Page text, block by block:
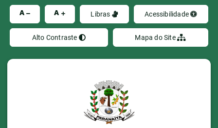
A A Libras Acessibilidade
Alto Contraste Mapa do Site